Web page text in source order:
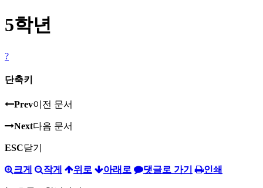
5학년
?
단축키
Prev이전 문서
Next다음 문서
ESC닫기
크게 작게 위로 아래로 댓글로 가기 인쇄